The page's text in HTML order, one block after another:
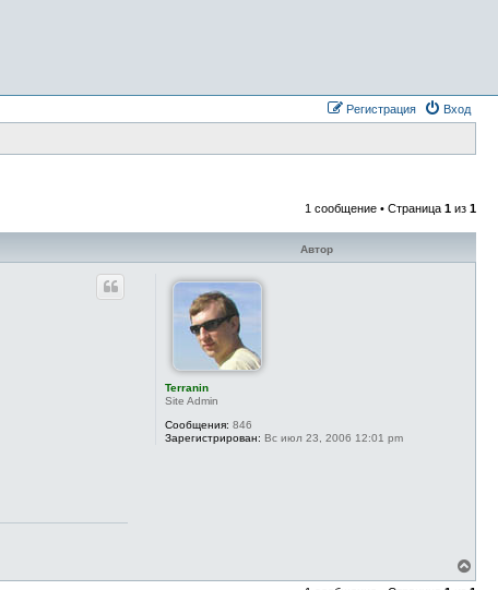
Вход
Регистрация
1 сообщение • Страница 1 из 1
Автор
Terranin
Site Admin
Сообщения: 846
Зарегистрирован: Вс июл 23, 2006 12:01 pm
е